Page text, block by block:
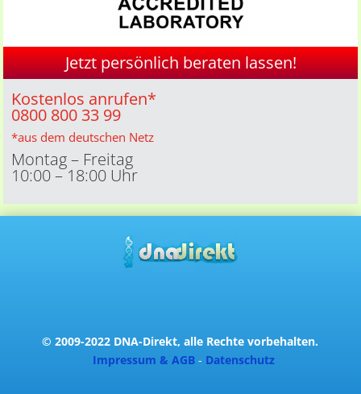
Jetzt persönlich beraten lassen!
Kostenlos anrufen*
0800 800 33 99
*aus dem deutschen Netz
Montag – Freitag
10:00 – 18:00 Uhr
© 2009-2022 DNA-Direkt, alle Rechte vorbehalten.
Impressum & AGB- Datenschutz